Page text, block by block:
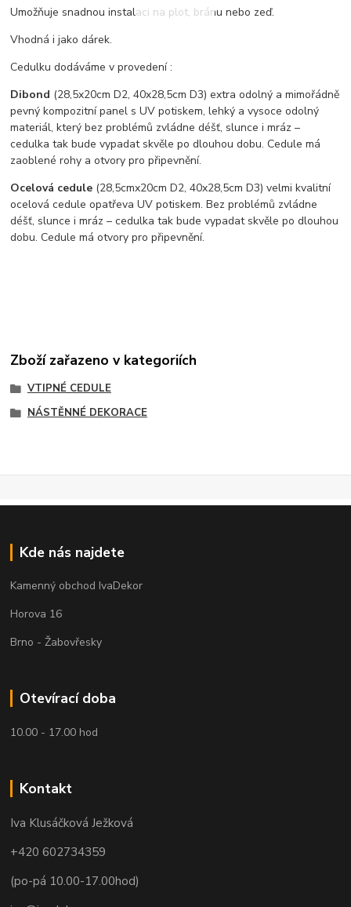
Umožňuje snadnou instalaci na plot, bránu nebo zeď.
Vhodná i jako dárek.
Cedulku dodáváme v provedení :
Dibond (28,5x20cm D2, 40x28,5cm D3) extra odolný a mimořádně
pevný kompozitní panel s UV potiskem, lehký a vysoce odolný
materiál, který bez problémů zvládne déšť, slunce i mráz –
cedulka tak bude vypadat skvěle po dlouhou dobu. Cedule má
zaoblené rohy a otvory pro připevnění.
Ocelová cedule (28,5cmx20cm D2, 40x28,5cm D3) velmi kvalitní
ocelová cedule opatřeva UV potiskem. Bez problémů zvládne
déšť, slunce i mráz – cedulka tak bude vypadat skvěle po dlouhou
dobu. Cedule má otvory pro připevnění.
Zboží zařazeno v kategoriích
VTIPNÉ CEDULE
NÁSTĚNNÉ DEKORACE
Kde nás najdete
Kamenný obchod IvaDekor
Horova 16
Brno - Žabovřesky
Otevírací doba
10.00 - 17.00 hod
Kontakt
Iva Klusáčková Ježková
+420 602734359
(po-pá 10.00-17.00hod)